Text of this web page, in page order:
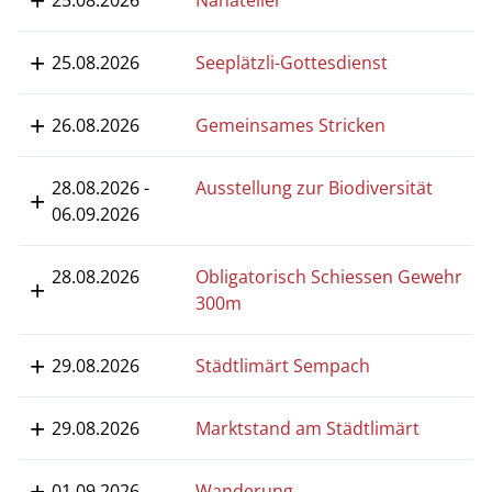
25.08.2026 Seeplätzli-Gottesdienst
26.08.2026 Gemeinsames Stricken
28.08.2026 -
06.09.2026
Ausstellung zur Biodiversität
28.08.2026
Obligatorisch Schiessen Gewehr
300m
29.08.2026 Städtlimärt Sempach
29.08.2026 Marktstand am Städtlimärt